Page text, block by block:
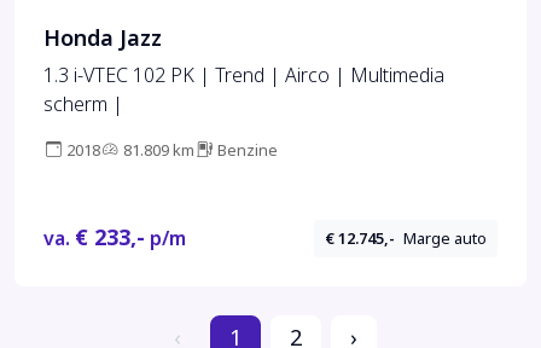
Honda Jazz
1.3 i-VTEC 102 PK | Trend | Airco | Multimedia
scherm |
2018 81.809 km Benzine
va. € 233,- p/m € 12.745,- Marge auto
‹ 1 2 ›